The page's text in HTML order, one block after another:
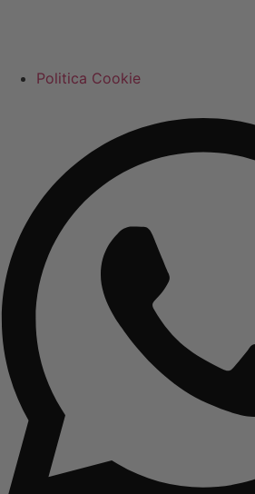
Politica Cookie